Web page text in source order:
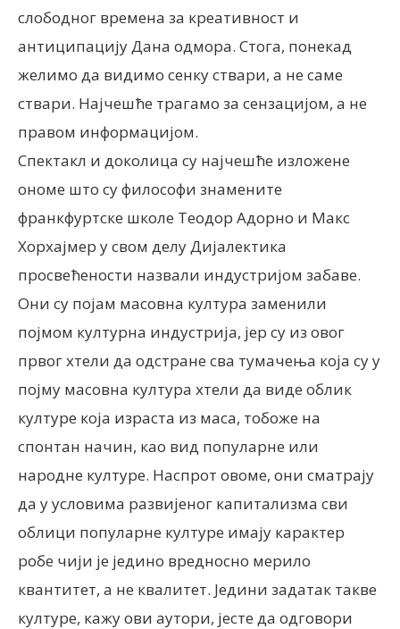
слободног времена за креативност и
антиципацију Дана одмора. Стога, понекад
желимо да видимо сенку ствари, а не саме
ствари. Најчешће трагамо за сензацијом, а не
правом информацијом.
Спектакл и доколица су најчешће изложене
ономе што су философи знамените
франкфуртске школе Теодор Адорно и Макс
Хорхајмер у свом делу Дијалектика
просвећености назвали индустријом забаве.
Они су појам масовна култура заменили
појмом културна индустрија, јер су из овог
првог хтели да одстране сва тумачења која су у
појму масовна културa хтели да виде облик
културе која израста из маса, тобоже на
спонтан начин, као вид популарне или
народне културе. Наспрот овоме, они сматрају
да у условима развијеног капитализма сви
облици популарне културе имају карактер
робе чији је једино вредносно мерило
квантитет, а не квалитет. Једини задатак такве
културе, кажу ови аутори, јесте да одговори